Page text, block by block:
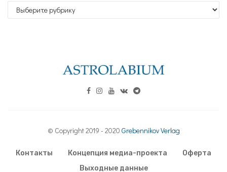
Рубрики
© Copyright 2019 - 2020 Grebennikov Verlag
Контакты Концепция медиа-проекта
Оферта
Выходные данные